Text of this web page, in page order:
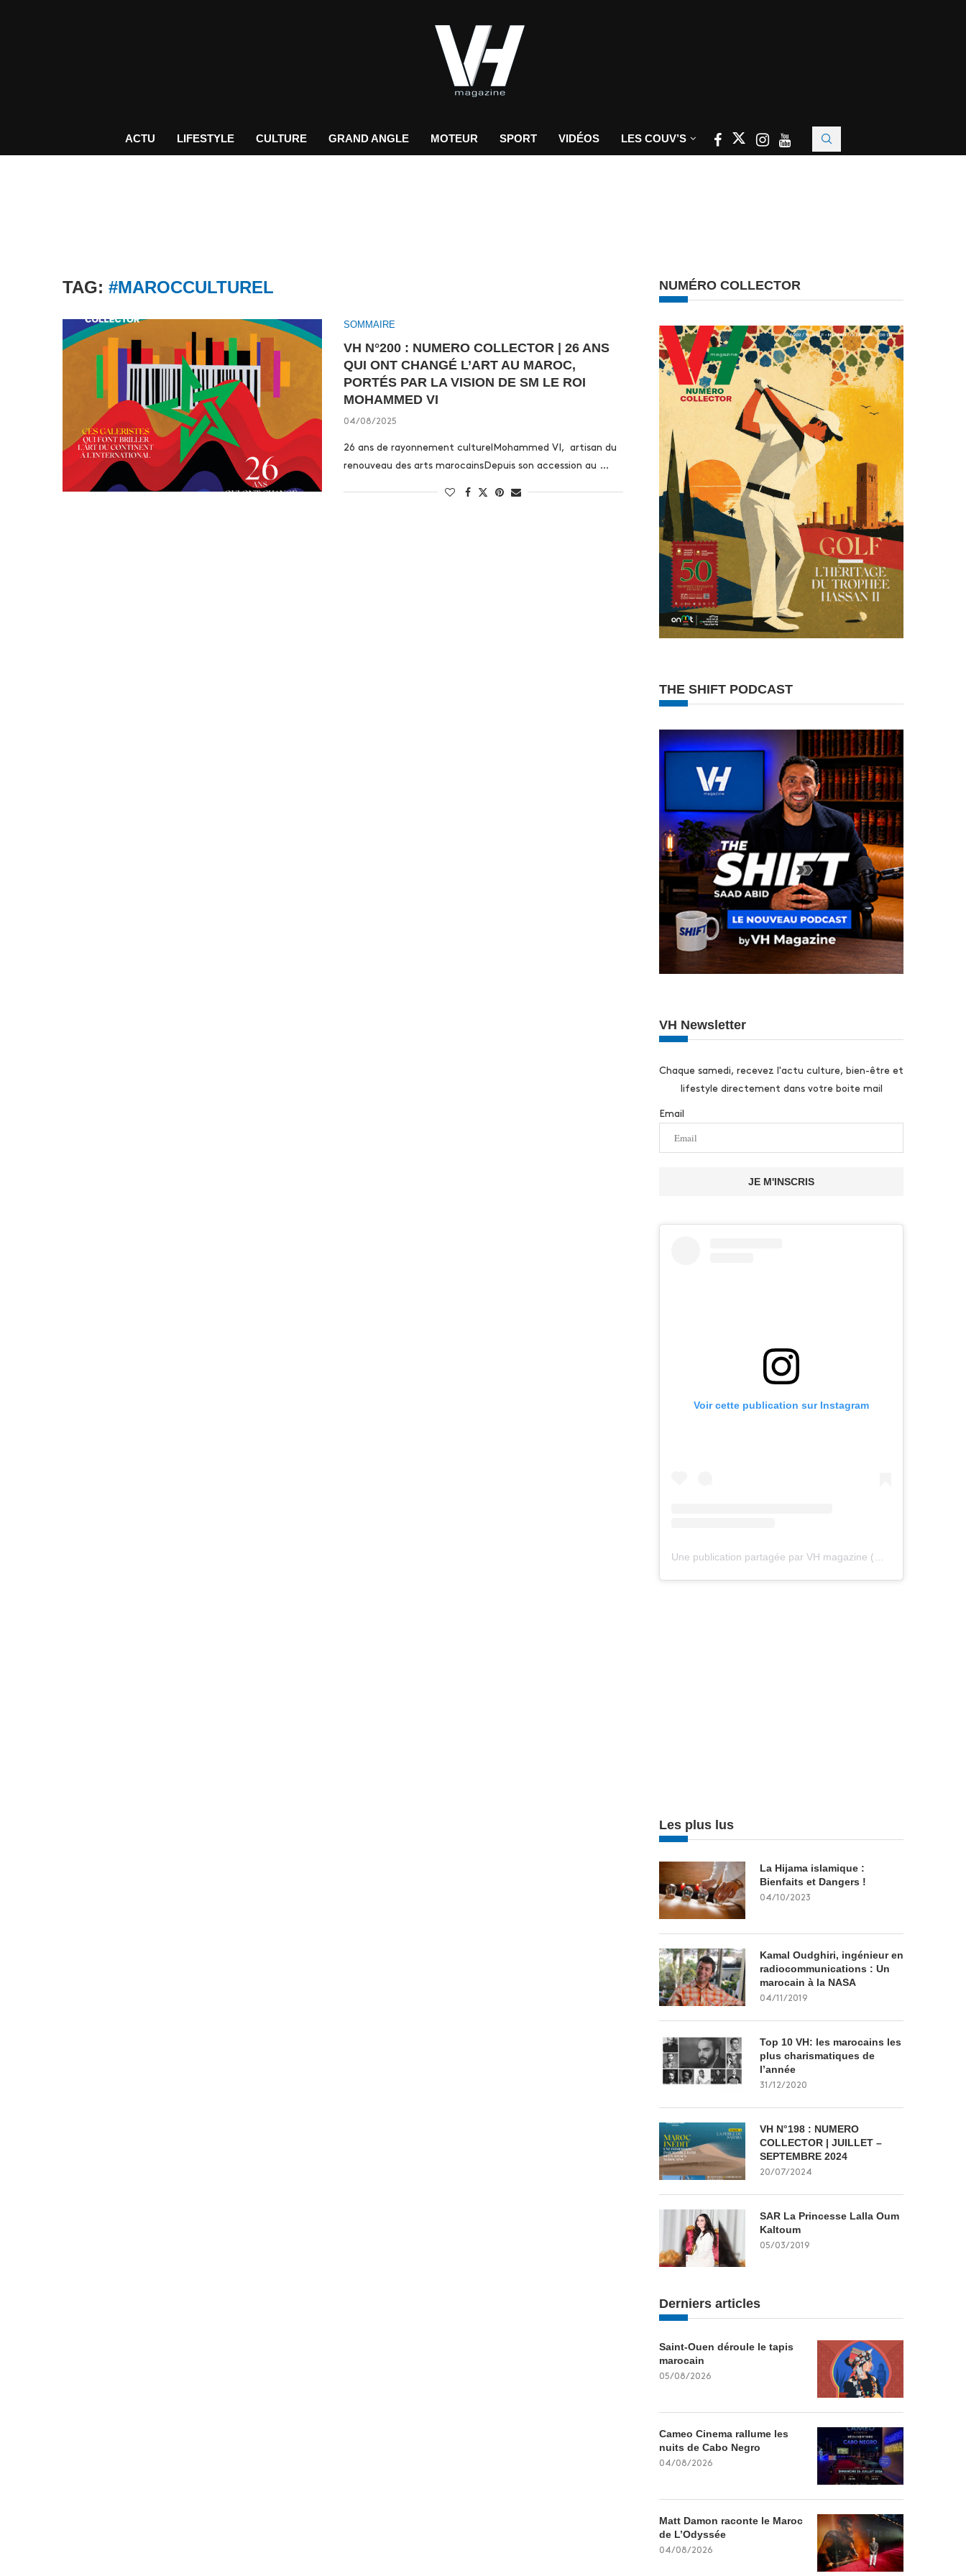
ACTU LIFESTYLE CULTURE GRAND ANGLE MOTEUR SPORT VIDÉOS LES COUV’S
TAG: #MAROCCULTUREL
SOMMAIRE
VH N°200 : NUMERO COLLECTOR | 26 ANS
QUI ONT CHANGÉ L’ART AU MAROC,
PORTÉS PAR LA VISION DE SM LE ROI
MOHAMMED VI
04/08/2025
26 ans de rayonnement culturelMohammed VI, artisan du
renouveau des arts marocainsDepuis son accession au …
NUMÉRO COLLECTOR
THE SHIFT PODCAST
VH Newsletter
Chaque samedi, recevez l'actu culture, bien-être et
lifestyle directement dans votre boite mail
Email
JE M'INSCRIS
Voir cette publication sur Instagram
Les plus lus
La Hijama islamique :
Bienfaits et Dangers !
04/10/2023
Kamal Oudghiri, ingénieur en
radiocommunications : Un
marocain à la NASA
04/11/2019
Top 10 VH: les marocains les
plus charismatiques de
l’année
31/12/2020
VH N°198 : NUMERO
COLLECTOR | JUILLET –
SEPTEMBRE 2024
20/07/2024
SAR La Princesse Lalla Oum
Kaltoum
05/03/2019
Derniers articles
Saint-Ouen déroule le tapis
marocain
05/08/2026
Cameo Cinema rallume les
nuits de Cabo Negro
04/08/2026
Matt Damon raconte le Maroc
de L’Odyssée
04/08/2026